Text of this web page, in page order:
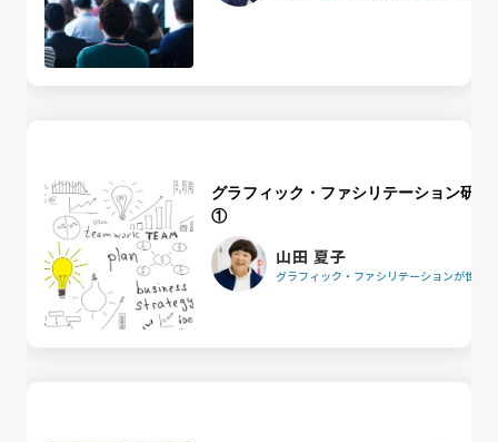
グラフィック・ファシリテーション研修
①
山田 夏子
グラフィック・ファシリテーションが世界